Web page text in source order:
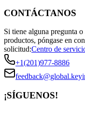
CONTÁCTANOS
Si tiene alguna pregunta
productos, póngase en
solicitud:Centro de
+1(201)977-8886
¡SÍGUENOS!